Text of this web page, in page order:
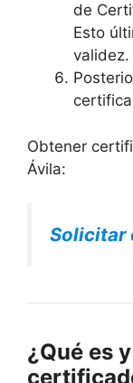
de
Esto
validez.
Obtener
Ávila:
Solicitar
¿Qué es